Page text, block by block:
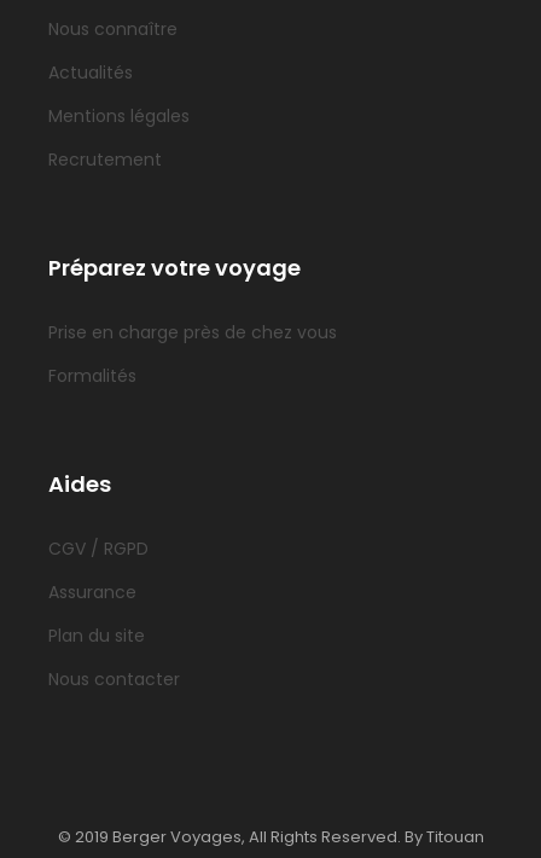
Nous connaître
Actualités
Mentions légales
Recrutement
Préparez votre voyage
Prise en charge près de chez vous
Formalités
Aides
CGV / RGPD
Assurance
Plan du site
Nous contacter
© 2019 Berger Voyages, All Rights Reserved. By Titouan